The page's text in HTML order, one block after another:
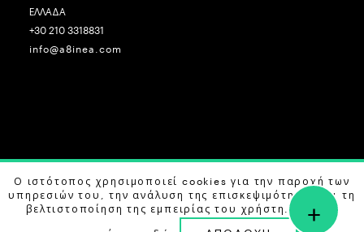
ΕΛΛΑΔΑ
+30 210 3318831
info@a8inea.com
COPYRIGHT © 2026 αθηΝΕΑ, ALL RIGHTS RESERVED.
DESIGN BY G DESIGN STUDIO. DEVELOPED BYB LABS
Ο ιστότοπος χρησιμοποιεί cookies για την παροχή των
υπηρεσιών του, την ανάλυση της επισκεψιμότητας και τη
βελτιστοποίηση της εμπειρίας του χρήστη. Μάθετε
+